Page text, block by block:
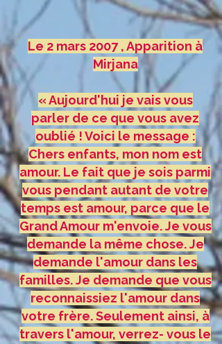
Le 2 mars 2007 , Apparition à
Mirjana
« Aujourd'hui je vais vous
parler de ce que vous avez
oublié ! Voici le message :
Chers enfants, mon nom est
amour. Le fait que je sois parmi
vous pendant autant de votre
temps est amour, parce que le
Grand Amour m'envoie. Je vous
demande la même chose. Je
demande l'amour dans les
familles. Je demande que vous
reconnaissiez l'amour dans
votre frère. Seulement ainsi, à
travers l'amour, verrez- vous le